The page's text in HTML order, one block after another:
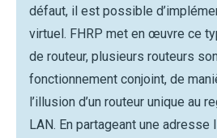
défaut, il est possible
virtuel. FHRP met en œuvre ce
de routeur, plusieurs routeurs
fonctionnement conjoint, de
l’illusion d’un routeur unique au
LAN. En partageant une adresse